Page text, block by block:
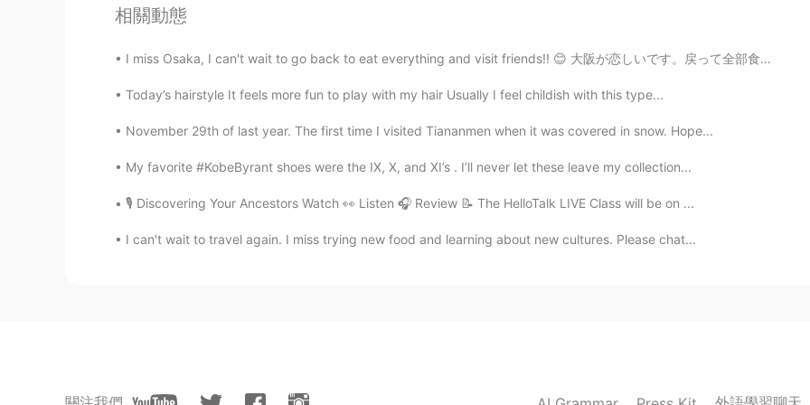
EN JP
@きょうか そうです！ 小物は全部プレゼントです！😍
きょうか 2020.04.07 13:57
Rina 2020.04.07 13:56
凄く綺麗な机ですね🥰 小物も可愛い💕
相關動態
I miss Osaka, I can't wait to go back to eat everything and visit friends!! 😊 大阪が恋しいです。戻って全部食べて友...
Today’s hairstyle It feels more fun to play with my hair Usually I feel childish with this type...
November 29th of last year. The first time I visited Tiananmen when it was covered in snow. Hope...
My favorite #KobeByrant shoes were the IX, X, and XI’s . I’ll never let these leave my collection...
🎙 Discovering Your Ancestors Watch 👀 Listen 🎧 Review 📝 The HelloTalk LIVE Class will be on ...
I can't wait to travel again. I miss trying new food and learning about new cultures. Please chat...